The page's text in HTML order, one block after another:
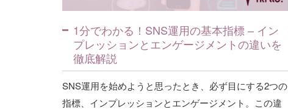
1分でわかる！SNS運用の基本指標 – イン
プレッションとエンゲージメントの違いを
徹底解説
SNS運用を始めようと思ったとき、必ず目にする2つの
指標、インプレッションとエンゲージメント。この違